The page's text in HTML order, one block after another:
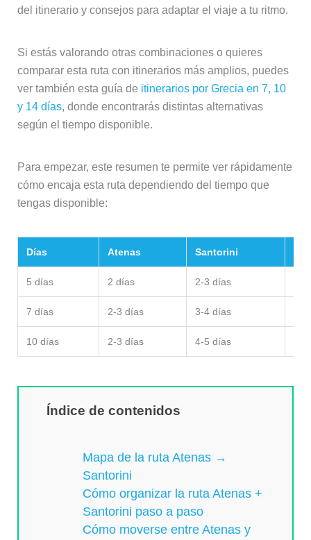
del itinerario y consejos para adaptar el viaje a tu ritmo.
Si estás valorando otras combinaciones o quieres
comparar esta ruta con itinerarios más amplios, puedes
ver también esta guía de itinerarios por Grecia en 7, 10
y 14 días, donde encontrarás distintas alternativas
según el tiempo disponible.
Para empezar, este resumen te permite ver rápidamente
cómo encaja esta ruta dependiendo del tiempo que
tengas disponible:
Días Atenas Santorini
5 días 2 días 2-3 días
7 días 2-3 días 3-4 días
10 días 2-3 días 4-5 días
Índice de contenidos
Mapa de la ruta Atenas →
Santorini
Cómo organizar la ruta Atenas +
Santorini paso a paso
Cómo moverse entre Atenas y